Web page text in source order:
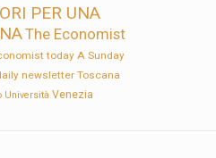
PER UNA
The Economist
today A Sunday
newsletter Toscana
Università Venezia